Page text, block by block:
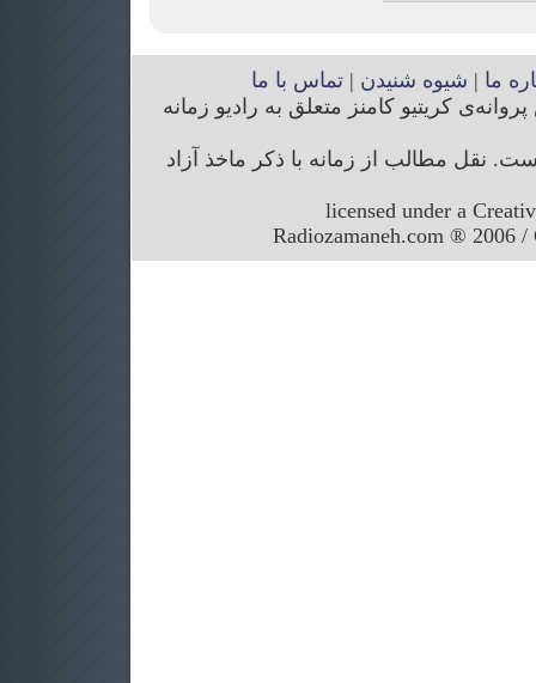
ما | شیوه شنیدن |تماس با ما
کریتیو کامنز متعلق به رادیو زمانه
نقل مطالب از زمانه با ذکر ماخذ آزاد
licensed under a